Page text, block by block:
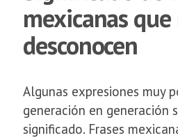
mexicanas
desconocen
Algunas expresiones muy
generación en generación
significado. Frases